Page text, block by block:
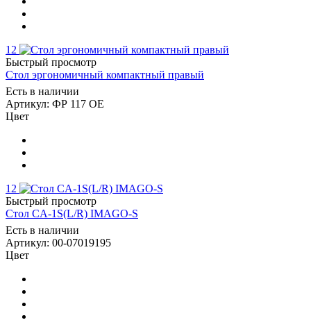
12
Быстрый просмотр
Стол эргономичный компактный правый
Есть в наличии
Артикул: ФР 117 ОЕ
Цвет
12
Быстрый просмотр
Стол CA-1S(L/R) IMAGO-S
Есть в наличии
Артикул: 00-07019195
Цвет